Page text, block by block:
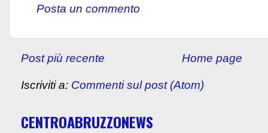
Posta un commento
Post più recente Home page
Iscriviti a: Commenti sul post (Atom)
CENTROABRUZZONEWS